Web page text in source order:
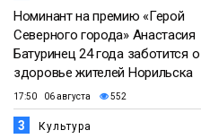
Номинант на премию «Герой
Северного города» Анастасия
Батуринец 24 года заботится о
здоровье жителей Норильска
17:50 06 августа 552
3 Культура